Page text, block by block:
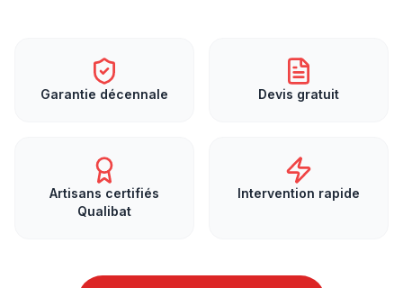
Garantie décennale Devis gratuit
Artisans certifiés
Qualibat
Intervention rapide